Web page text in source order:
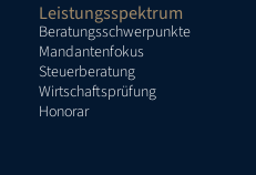
Leistungsspektrum
Beratungsschwerpunkte
Mandantenfokus
Steuerberatung
Wirtschaftsprüfung
Honorar